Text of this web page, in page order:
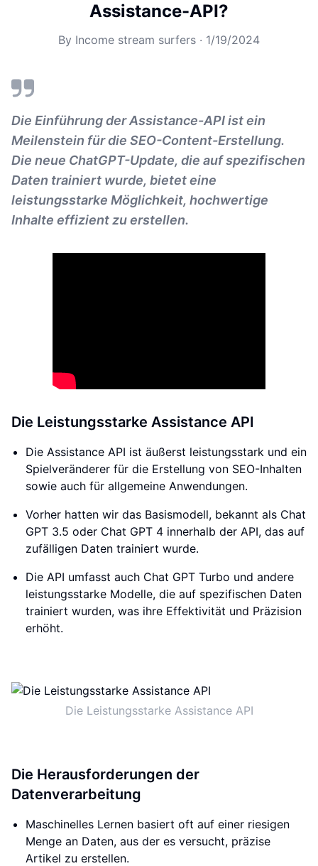
Assistance-API?
By Income stream surfers · 1/19/2024
Die Einführung der Assistance-API ist ein
Meilenstein für die SEO-Content-Erstellung.
Die neue ChatGPT-Update, die auf spezifischen
Daten trainiert wurde, bietet eine
leistungsstarke Möglichkeit, hochwertige
Inhalte effizient zu erstellen.
Die Leistungsstarke Assistance API
Die Assistance API ist äußerst leistungsstark und ein
Spielveränderer für die Erstellung von SEO-Inhalten
sowie auch für allgemeine Anwendungen.
Vorher hatten wir das Basismodell, bekannt als Chat
GPT 3.5 oder Chat GPT 4 innerhalb der API, das auf
zufälligen Daten trainiert wurde.
Die API umfasst auch Chat GPT Turbo und andere
leistungsstarke Modelle, die auf spezifischen Daten
trainiert wurden, was ihre Effektivität und Präzision
erhöht.
Die Leistungsstarke Assistance API
Die Herausforderungen der
Datenverarbeitung
Maschinelles Lernen basiert oft auf einer riesigen
Menge an Daten, aus der es versucht, präzise
Artikel zu erstellen.